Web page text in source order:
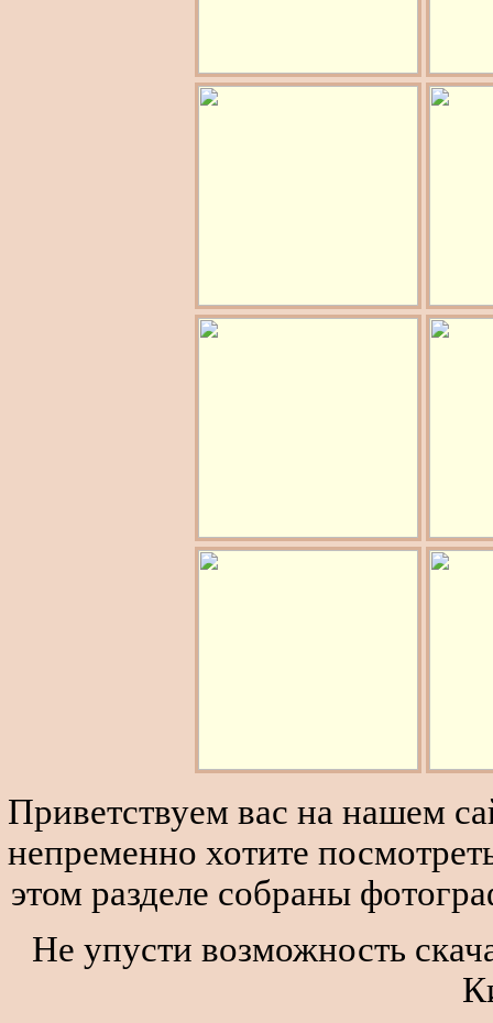
Приветствуем вас на нашем
непременно хотите
этом разделе собраны
Не упусти возможность